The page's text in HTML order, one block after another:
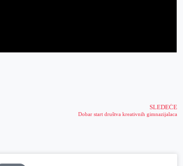
SLEDEĆE
Dobar start društva kreativnih gimnazijalaca